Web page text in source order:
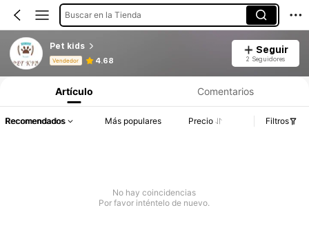
Buscar en la Tienda
Pet kids
Vendedor 4.68
Seguir
2 Seguidores
Artículo Comentarios
Recomendados Más populares Precio Filtros
No hay coincidencias
Por favor inténtelo de nuevo.